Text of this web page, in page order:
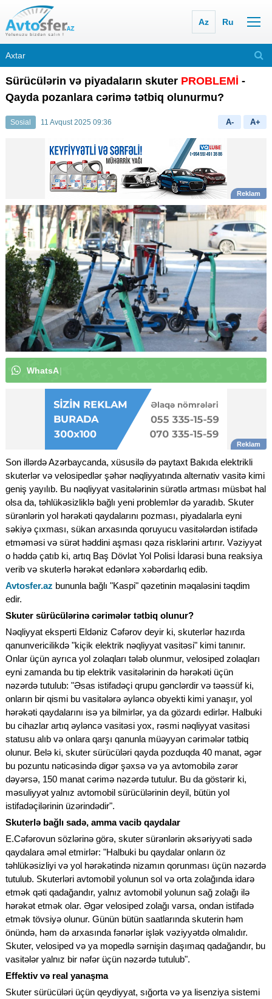
Az Ru
Sürücülərin və piyadaların skuter PROBLEMİ -
Qayda pozanlara cərimə tətbiq olunurmu?
Sosial 11 Avqust 2025 09:36 A- A+
WhatsAp
Son illərdə Azərbaycanda, xüsusilə də paytaxt Bakıda elektrikli
skuterlər və velosipedlər şəhər nəqliyyatında alternativ vasitə kimi
geniş yayılıb. Bu nəqliyyat vasitələrinin sürətlə artması müsbət hal
olsa da, təhlükəsizliklə bağlı yeni problemlər də yaradıb. Skuter
sürənlərin yol hərəkəti qaydalarını pozması, piyadalarla eyni
səkiyə çıxması, sükan arxasında qoruyucu vasitələrdən istifadə
etməməsi və sürət həddini aşması qəza risklərini artırır. Vəziyyət
o həddə çatıb ki, artıq Baş Dövlət Yol Polisi İdarəsi buna reaksiya
verib və skuterlə hərəkət edənlərə xəbərdarlıq edib.
Avtosfer.az bununla bağlı "Kaspi" qəzetinin məqaləsini təqdim
edir.
Skuter sürücülərinə cərimələr tətbiq olunur?
Nəqliyyat eksperti Eldəniz Cəfərov deyir ki, skuterlər hazırda
qanunvericilikdə "kiçik elektrik nəqliyyat vasitəsi" kimi tanınır.
Onlar üçün ayrıca yol zolaqları tələb olunmur, velosiped zolaqları
eyni zamanda bu tip elektrik vasitələrinin də hərəkəti üçün
nəzərdə tutulub: "Əsas istifadəçi qrupu gənclərdir və təəssüf ki,
onların bir qismi bu vasitələrə əyləncə obyekti kimi yanaşır, yol
hərəkəti qaydalarını isə ya bilmirlər, ya da gözardı edirlər. Halbuki
bu cihazlar artıq əyləncə vasitəsi yox, rəsmi nəqliyyat vasitəsi
statusu alıb və onlara qarşı qanunla müəyyən cərimələr tətbiq
olunur. Belə ki, skuter sürücüləri qayda pozduqda 40 manat, əgər
bu pozuntu nəticəsində digər şəxsə və ya avtomobilə zərər
dəyərsə, 150 manat cərimə nəzərdə tutulur. Bu da göstərir ki,
məsuliyyət yalnız avtomobil sürücülərinin deyil, bütün yol
istifadəçilərinin üzərindədir".
Skuterlə bağlı sadə, amma vacib qaydalar
E.Cəfərovun sözlərinə görə, skuter sürənlərin əksəriyyəti sadə
qaydalara əməl etmirlər: "Halbuki bu qaydalar onların öz
təhlükəsizliyi və yol hərəkətində nizamın qorunması üçün nəzərdə
tutulub. Skuterləri avtomobil yolunun sol və orta zolağında idarə
etmək qəti qadağandır, yalnız avtomobil yolunun sağ zolağı ilə
hərəkət etmək olar. Əgər velosiped zolağı varsa, ondan istifadə
etmək tövsiyə olunur. Günün bütün saatlarında skuterin həm
önündə, həm də arxasında fənərlər işlək vəziyyətdə olmalıdır.
Skuter, velosiped və ya mopedlə sərnişin daşımaq qadağandır, bu
vasitələr yalnız bir nəfər üçün nəzərdə tutulub".
Effektiv və real yanaşma
Skuter sürücüləri üçün qeydiyyat, sığorta və ya lisenziya sistemi